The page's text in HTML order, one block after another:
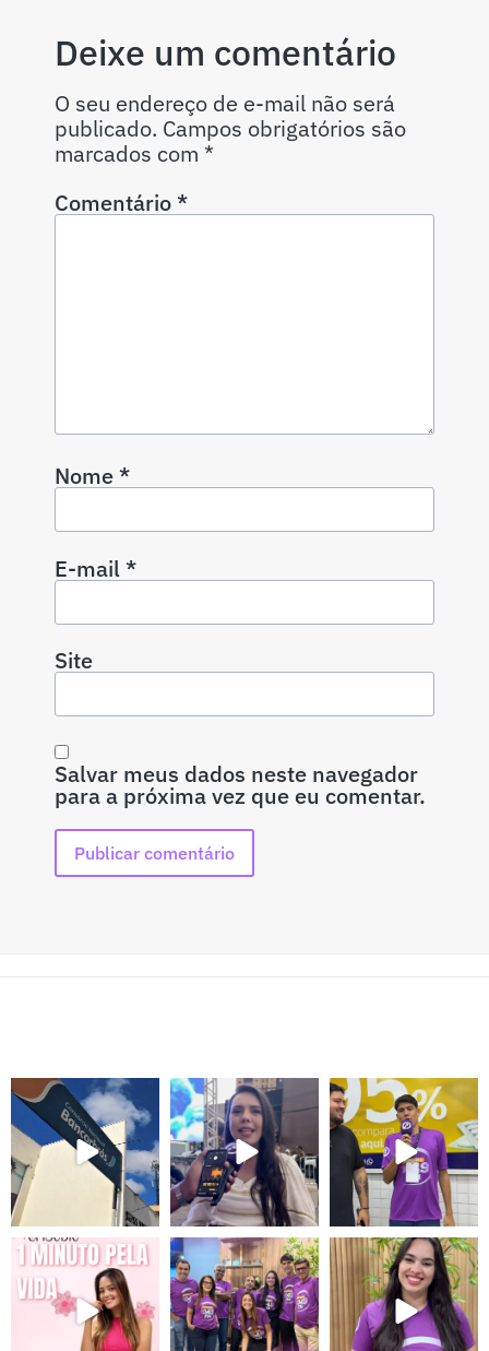
Deixe um comentário
O seu endereço de e-mail não será
publicado. Campos obrigatórios são
marcados com *
Comentário*
Nome*
E-mail*
Site
Salvar meus dados neste navegador
para a próxima vez que eu comentar.